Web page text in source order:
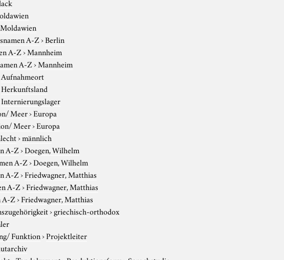
Moldawien
A-Z›Berlin
A-Z›Mannheim
A-Z›Mannheim
Aufnahmeort
Herkunftsland
Internierungslager
Meer›Europa
Meer›Europa
›männlich
A-Z›Doegen, Wilhelm
A-Z›Doegen, Wilhelm
A-Z›Friedwagner, Matthias
A-Z›Friedwagner, Matthias
A-Z›Friedwagner, Matthias
›griechisch-orthodox
Funktion›Projektleiter